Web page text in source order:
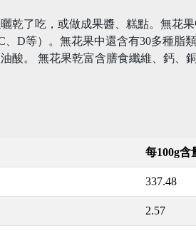
乾了吃，或做成果醬、糕點。無花
D等）。無花果中還含有30多種脂
酸。 無花果乾富含膳食纖維、鈣、
每100g含
337.48
2.57